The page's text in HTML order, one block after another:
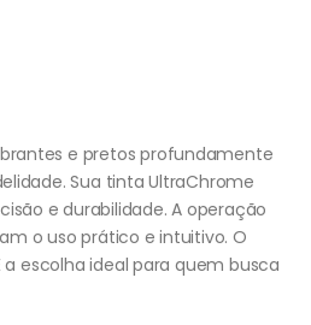
e pretos profundamente
Sua tinta UltraChrome
e durabilidade. A operação
o uso prático e intuitivo. O
escolha ideal para quem busca